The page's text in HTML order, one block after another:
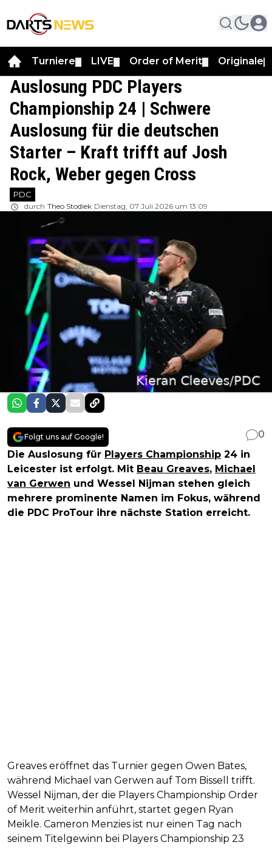
Turniere LIVE Order of Merit Originale
Auslosung PDC Players
Championship 24 | Schwere
Auslosung für die deutschen
Starter – Kraft trifft auf Josh
Rock, Weber gegen Cross
PDC
durch Theo Stodiek Dienstag, 07 Juli 2026 um 13:09
Folgt uns auf Google!
0
Die Auslosung für Players Championship 24 in
Leicester ist erfolgt. Mit Beau Greaves, Michael
van Gerwen und Wessel Nijman stehen gleich
mehrere prominente Namen im Fokus, während
die PDC ProTour ihre nächste Station erreicht.
Greaves eröffnet das Turnier gegen Owen Bates,
während Michael van Gerwen auf Tom Bissell trifft.
Wessel Nijman, der die Players Championship Order
of Merit weiterhin anführt, startet gegen Ryan
Meikle. Cameron Menzies ist nur einen Tag nach
seinem Titelgewinn bei Players Championship 23